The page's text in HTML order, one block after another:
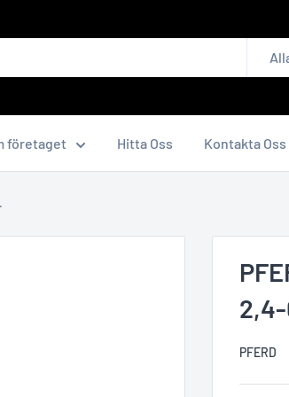
företaget Hitta Oss Kontakta Oss
2,4-
PFERD